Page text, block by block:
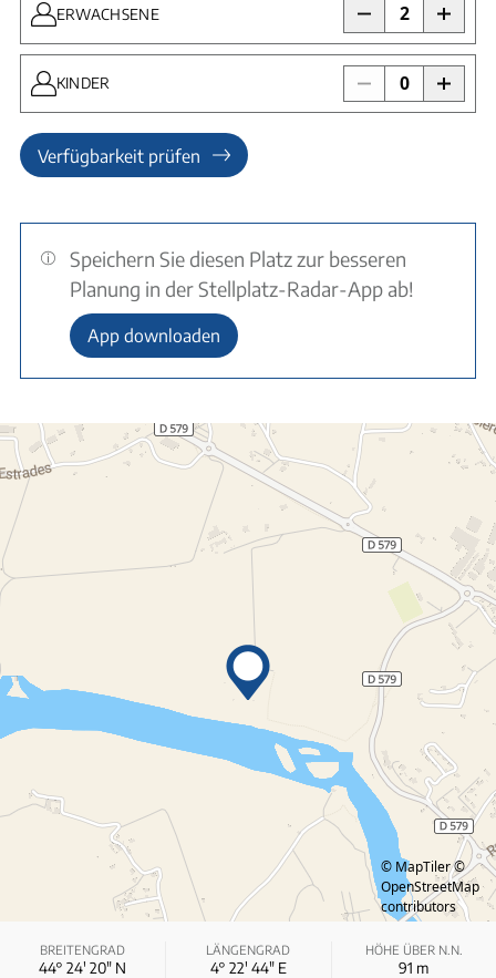
ERWACHSENE 2
KINDER 0
Verfügbarkeit prüfen
Speichern Sie diesen Platz zur besseren
Planung in der Stellplatz-Radar-App ab!
App downloaden
© MapTiler©
OpenStreetMap
contributors
BREITENGRAD
44° 24′ 20″ N
LÄNGENGRAD
4° 22′ 44″ E
HÖHE ÜBER N.N.
91 m